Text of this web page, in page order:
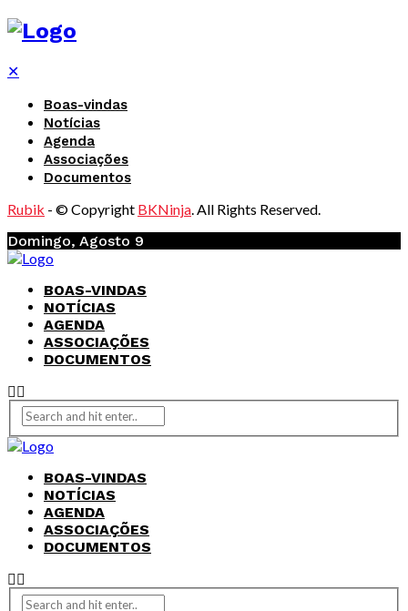
✕
Boas-vindas
Notícias
Agenda
Associações
Documentos
Rubik - © Copyright BKNinja. All Rights Reserved.
Domingo, Agosto 9
BOAS-VINDAS
NOTÍCIAS
AGENDA
ASSOCIAÇÕES
DOCUMENTOS
BOAS-VINDAS
NOTÍCIAS
AGENDA
ASSOCIAÇÕES
DOCUMENTOS